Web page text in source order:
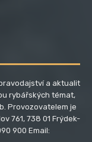
a aktualit
rybářských témat,
Provozovatelem je
761, 738 01 Frýdek-
900 Email: